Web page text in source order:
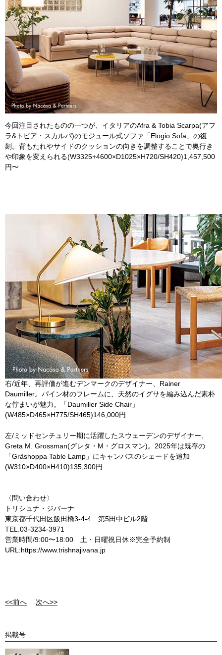
今回注目されたものの一つが、イタリアのAfra & Tobia Scarpa(アフ
ラ&トビア・スカルパ)のモジュール式ソファ「Elogio Sofa」の復
刻。背もたれやサイドのクッションの向きを調整することで奥行き
や印象を変えられる(W3325+4600×D1025×H720/SH420)1,457,500
円〜
右/近年、再評価が進むデンマークのデザイナー、Rainer
Daumiller。パイン材のフレームに、天然のイグサを編み込んだ素朴
な佇まいが魅力。「Daumiller Side Chair」
(W485×D465×H775/SH465)146,000円
左/ミッドセンチュリー期に活躍したスウェーデンのデザイナー、
Greta M. Grossman(グレタ・M・グロスマン)。2025年は既存の
「Gräshoppa Table Lamp」にキャンバスのシェードを追加
(W310×D400×H410)135,300円
〈問い合わせ〉
トリシュナ・ジバーナ
東京都千代田区飯田橋3-4-4 第5田中ビル2階
TEL.03-3234-3971
営業時間/9:00〜18:00 土・日曜祝日休※完全予約制
URL:https://www.trishnajivana.jp
<<前へ 次へ>>
掲載号